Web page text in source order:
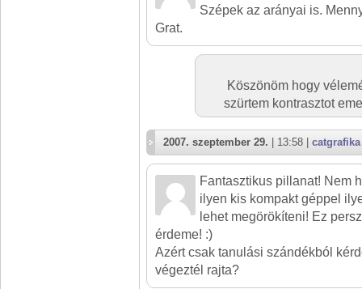
Szépek az arányai is.
Grat.
Köszönöm hogy
szürtem kontrasztot
2007. szeptember 29. | 13:58 | catgrafika
Fantasztikus pillanat! Nem
ilyen kis kompakt géppel
lehet megörökíteni! Ez
érdeme! :)
Azért csak tanulási szándékból
végeztél rajta?